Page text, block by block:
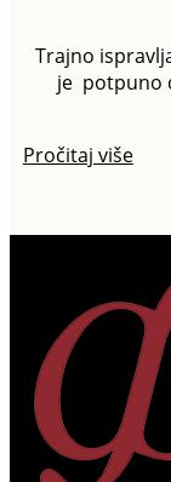
Trajno
je potpuno
Pročitaj više